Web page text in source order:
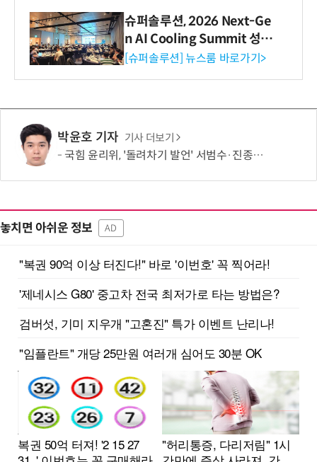
슈퍼솔루션, 2026 Next-Ge
n AI Cooling Summit 성황
리 성료
[슈퍼솔루션] 뉴스룸 바로가기>
박윤호 기자 기사 더보기
국힘 윤리위, '돌려차기 발언' 서범수·진종오 징계 절차 개시
놓치면 아쉬운 정보 AD